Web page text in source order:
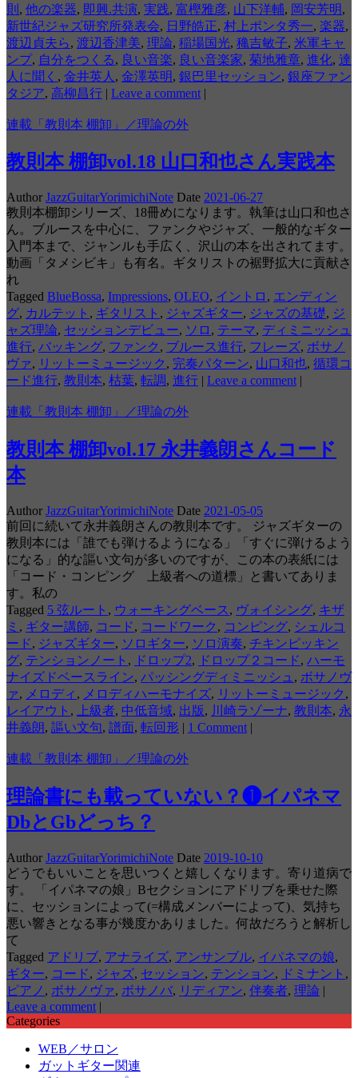
則 , 他の楽器, 即興.共演, 実践, 富樫雅彦, 山下洋輔, 岡安芳明,
新世紀ジャズ研究所発表会, 日野皓正, 村上ポンタ秀一, 楽器,
渡辺貞夫ら, 渡辺香津美, 理論, 稲場国光, 穐吉敏子, 米軍キャ
ンプ, 自分をつくる, 良い音楽, 良い音楽家, 菊地雅章, 進化, 達
人に聞く , 金井英人 , 金澤英明, 銀巴里セッション, 銀座ファン
タジア, 高柳昌行 | Leave a comment |
連載「教則本 棚卸」／理論の外
教則本 棚卸vol.18 山口和也さん実践本
Author JazzGuitarYorimichiNote Date 2021-06-27
教則本棚卸シリーズ、18冊めになります。執筆は山口和也さ
ん。ブルースを中心に、ファンクやジャズ、一般的なギター
入門本まで、ジャンルも手広く、沢山の本を出されてます。
動画「タメシビキ」も有名。ギタリストの裾野拡大に貢献さ
れ
Tagged BlueBossa, Impressions, OLEO, イントロ , エンディン
グ, カルテット , ギタリスト , ジャズギター, ジャズの基礎, ジ
ャズ理論, セッションデビュー, ソロ , テーマ, ディミニッシュ
進行, バッキング, ファンク , ブルース進行, フレーズ, ボサノ
ヴァ, リットーミュージック , 完奏パターン, 山口和也, 循環コ
ード進行, 教則本, 枯葉, 転調, 進行 | Leave a comment |
連載「教則本 棚卸」／理論の外
教則本 棚卸vol.17 永井義朗さんコード
本
Author JazzGuitarYorimichiNote Date 2021-05-05
前回に続いて永井義朗さんの教則本です。 ジャズギターの
教則本には「誰でも弾けるようになる」「すぐに弾けるよう
になる」的な謳い文句が多いのですが、この本の表紙には
「コード・コンピング 上級者への道標」と書いてありま
す。私の
Tagged 5 弦ルート , ウォーキングベース , ヴォイシング, キザ
ミ , ギター講師, コード, コードワーク , コンピング, シェルコ
ード, ジャズギター, ソロギター, ソロ演奏, チキンピッキン
グ, テンションノート , ドロップ2, ドロップ２コード, ハーモ
ナイズドベースライン, パッシングディミニッシュ , ボサノヴ
ァ, メロディ , メロディハーモナイズ, リットーミュージック ,
レイアウト , 上級者, 中低音域, 出版, 川崎ラゾーナ, 教則本, 永
井義朗, 謳い文句, 譜面, 転回形 | 1 Comment |
連載「教則本 棚卸」／理論の外
理論書にも載っていない？❶イパネマ
DbとGbどっち？
Author JazzGuitarYorimichiNote Date 2019-10-10
どうでもいいことを思いつくと嬉しくなります。寄り道病で
す。 「イパネマの娘」Bセクションにアドリブを乗せた際
に、セッションによって(=構成メンバーによって)、気持ち
悪い響きとなる事が幾度かありました。何故だろうと解析し
て
Tagged アドリブ, アナライズ, アンサンブル, イパネマの娘,
ギター, コード, ジャズ, セッション, テンション, ドミナント ,
ピアノ , ボサノヴァ, ボサノバ, リディアン, 伴奏者, 理論 |
Leave a comment |
Categories
WEB／サロン
ガットギター関連